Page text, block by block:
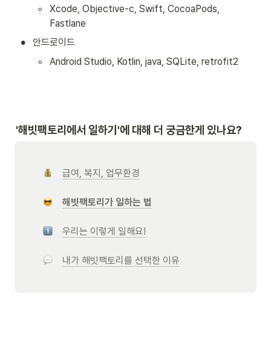
◦
Xcode, Objective-c, Swift, CocoaPods,
Fastlane
• 안드로이드
◦ Android Studio, Kotlin, java, SQLite, retrofit2
'해빗팩토리에서 일하기'에 대해 더 궁금한게 있나요?
급여, 복지, 업무환경
해빗팩토리가 일하는 법
우리는 이렇게 일해요!
내가 해빗팩토리를 선택한 이유